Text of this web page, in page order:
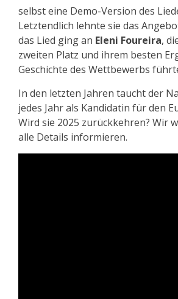
selbst eine Demo-Version des
Letztendlich lehnte sie das
das Lied ging an Eleni Foureira,
zweiten Platz und ihrem besten
Geschichte des Wettbewerbs
In den letzten Jahren taucht der
jedes Jahr als Kandidatin für den
Wird sie 2025 zurückkehren? Wir
alle Details informieren.